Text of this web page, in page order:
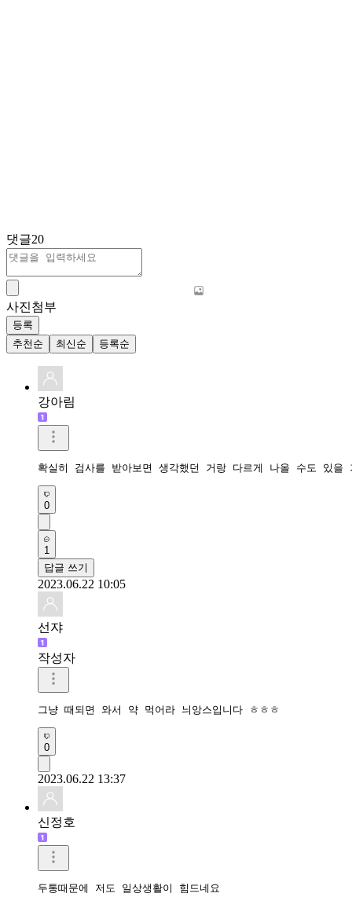
댓글20
사진첨부
등록
추천순
최신순 등록순
강아림
확실히 검사를 받아보면 생각했던 거랑 다르게 나올 수도 있을
0
1
답글 쓰기
2023.06.22 10:05
선쟈
작성자
그냥 때되면 와서 약 먹어라 늬앙스입니다 ㅎㅎㅎ
0
2023.06.22 13:37
신정호
두통때문에 저도 일상생활이 힘드네요